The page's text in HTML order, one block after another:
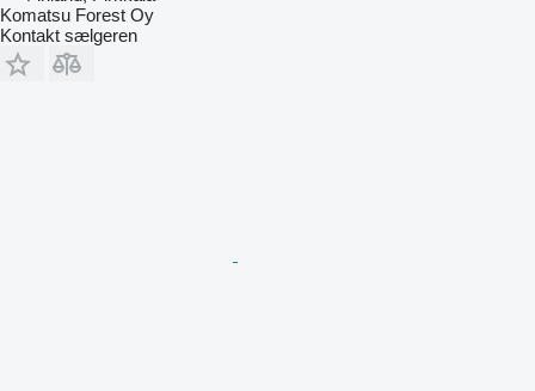
Komatsu Forest Oy
Kontakt sælgeren